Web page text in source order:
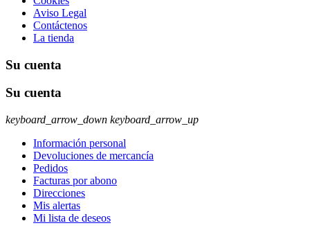
Aviso Legal
Contáctenos
La tienda
Su cuenta
Su cuenta
keyboard_arrow_down keyboard_arrow_up
Información personal
Devoluciones de mercancía
Pedidos
Facturas por abono
Direcciones
Mis alertas
Mi lista de deseos